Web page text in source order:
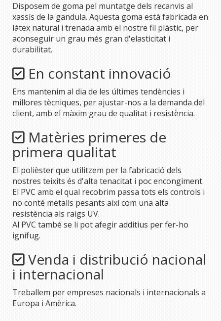
Disposem de goma pel muntatge dels recanvis al
xassís de la gandula. Aquesta goma està fabricada en
làtex natural i trenada amb el nostre fil plàstic, per
aconseguir un grau més gran d'elasticitat i
durabilitat.
En constant innovació
Ens mantenim al dia de les últimes tendències i
millores tècniques, per ajustar-nos a la demanda del
client, amb el màxim grau de qualitat i resistència.
Matèries primeres de
primera qualitat
El polièster que utilitzem per la fabricació dels
nostres teixits és d'alta tenacitat i poc encongiment.
El PVC amb el qual recobrim passa tots els controls i
no conté metalls pesants així com una alta
resistència als raigs UV.
Al PVC també se li pot afegir additius per fer-ho
ignífug.
Venda i distribució nacional
i internacional
Treballem per empreses nacionals i internacionals a
Europa i Amèrica.